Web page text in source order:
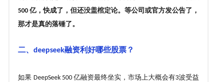
500 亿，快成了，但还没盖棺定论。等公司或官方发公告了，
那才是真的落锤了。
二、 deepseek融资利好哪些股票？
如果 DeepSeek 500 亿融资最终坐实，市场上大概会有3波受益